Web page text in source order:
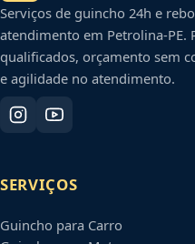
Serviços de guincho 24h e
atendimento em Petrolina-PE.
qualificados, orçamento sem
e agilidade no atendimento.
SERVIÇOS
Guincho para Carro